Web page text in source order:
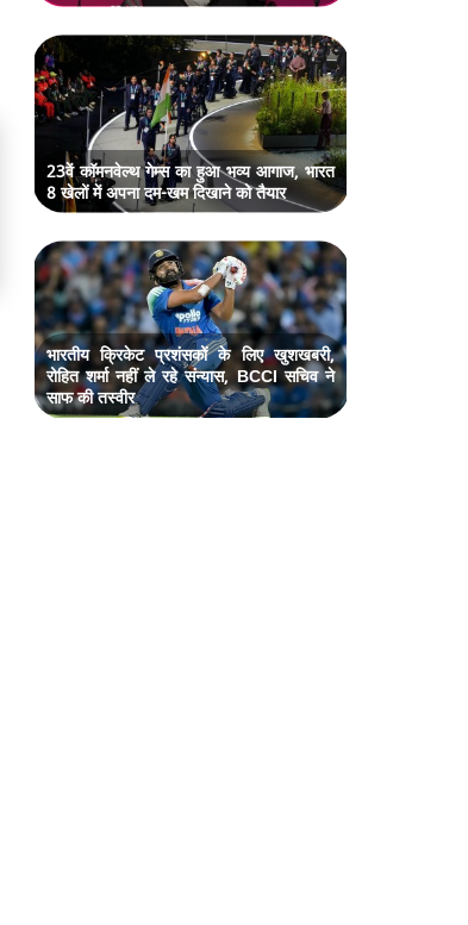
23वें कॉमनवेल्थ गेम्स का हुआ भव्य आगाज, भारत
8 खेलों में अपना दम-खम दिखाने को तैयार
भारतीय क्रिकेट प्रशंसकों के लिए खुशखबरी,
रोहित शर्मा नहीं ले रहे संन्यास, BCCI सचिव ने
साफ की तस्वीर